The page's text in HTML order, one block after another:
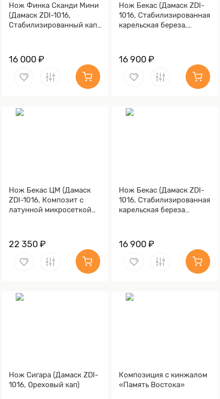
Нож Финка Сканди Мини
(Дамаск ZDI-1016,
Стабилизированный кап,
16 000 ₽
Нож Бекас (Дамаск ZDI-
1016, Стабилизированная
карельская береза,
16 900 ₽
Нож Бекас ЦМ (Дамаск
ZDI-1016, Композит с
латунной микросеткой
22 350 ₽
Нож Бекас (Дамаск ZDI-
1016, Cтабилизированная
карельская береза
16 900 ₽
Нож Сигара (Дамаск ZDI-
1016, Ореховый кап)
Композиция с кинжалом
«Память Востока»